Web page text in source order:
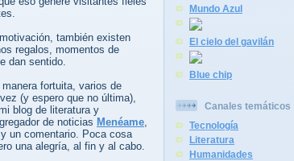
también existen
regalos, momentos de
dan sentido.
fortuita, varios de
(y espero que no última),
blog de literatura y
de noticias Menéame,
un comentario. Poca cosa
una alegría, al fin y al cabo.
Mundo Azul
El cielo del gavilán
Blue chip
Canales temáticos
Tecnología
Literatura
Humanidades